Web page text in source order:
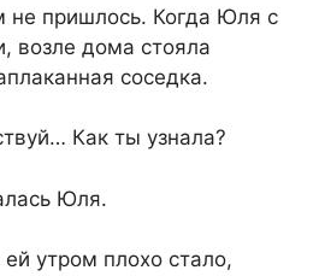
не пришлось. Когда Юля с
возле дома стояла
соседка.
Как ты узнала?
Юля.
утром плохо стало,